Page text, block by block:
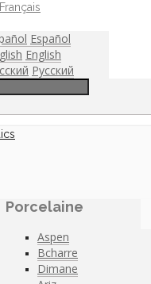
Français
Español
English
Русский
Porcelaine
Aspen
Bcharre
Dimane